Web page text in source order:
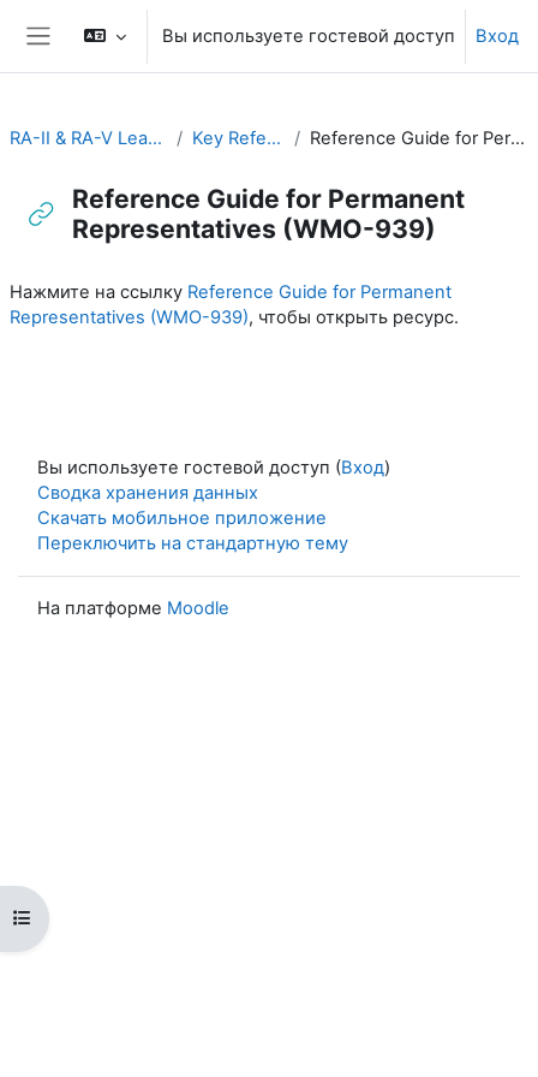
Перейти к основному содержанию
Боковая панель
Вы используете гостевой доступ Вход
Открыть оглавление курса
RA-II & RA-V Leadership and Management Key Reference Publications Reference Guide for Permanent Representatives (WMO-939)
Reference Guide for Permanent
Representatives (WMO-939)
Нажмите на ссылку Reference Guide for Permanent
Representatives (WMO-939), чтобы открыть ресурс.
Вы используете гостевой доступ (Вход)
Сводка хранения данных
Скачать мобильное приложение
Переключить на стандартную тему
На платформе Moodle